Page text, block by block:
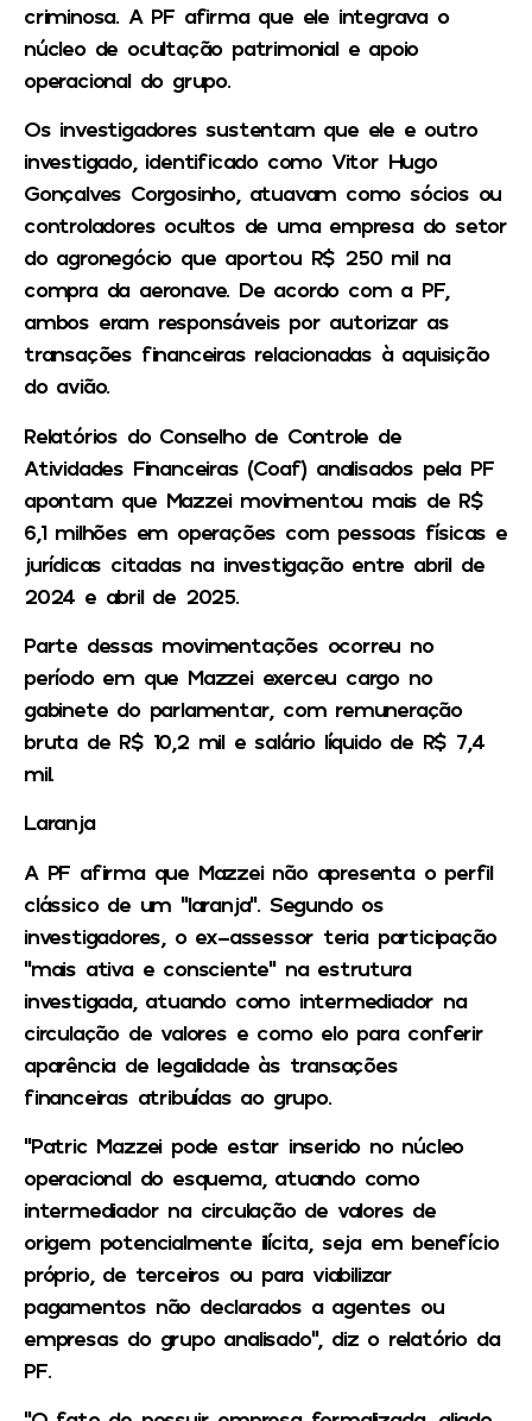
criminosa. A PF afirma que ele integrava o
núcleo de ocultação patrimonial e apoio
operacional do grupo.
Os investigadores sustentam que ele e outro
investigado, identificado como Vitor Hugo
Gonçalves Corgosinho, atuavam como sócios ou
controladores ocultos de uma empresa do setor
do agronegócio que aportou R$ 250 mil na
compra da aeronave. De acordo com a PF,
ambos eram responsáveis por autorizar as
transações financeiras relacionadas à aquisição
do avião.
Relatórios do Conselho de Controle de
Atividades Financeiras (Coaf) analisados pela PF
apontam que Mazzei movimentou mais de R$
6,1 milhões em operações com pessoas físicas e
jurídicas citadas na investigação entre abril de
2024 e abril de 2025.
Parte dessas movimentações ocorreu no
período em que Mazzei exerceu cargo no
gabinete do parlamentar, com remuneração
bruta de R$ 10,2 mil e salário líquido de R$ 7,4
mil.
Laranja
A PF afirma que Mazzei não apresenta o perfil
clássico de um “laranja”. Segundo os
investigadores, o ex-assessor teria participação
“mais ativa e consciente” na estrutura
investigada, atuando como intermediador na
circulação de valores e como elo para conferir
aparência de legalidade às transações
financeiras atribuídas ao grupo.
“Patric Mazzei pode estar inserido no núcleo
operacional do esquema, atuando como
intermediador na circulação de valores de
origem potencialmente ilícita, seja em benefício
próprio, de terceiros ou para viabilizar
pagamentos não declarados a agentes ou
empresas do grupo analisado”, diz o relatório da
PF.